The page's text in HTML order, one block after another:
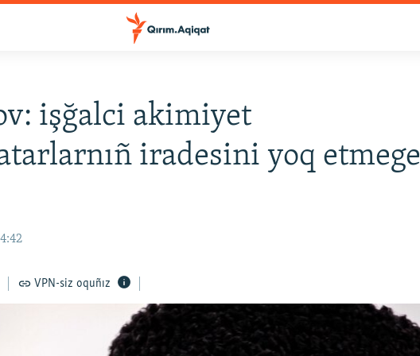
işğalci akimiyet
iradesini yoq etmege
VPN-siz oquñız